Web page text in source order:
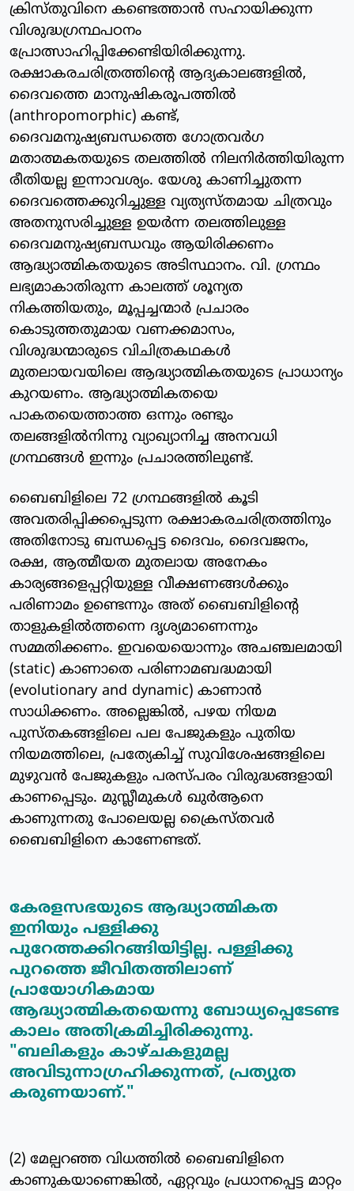
ക്രിസ്തുവിനെ കണ്ടെത്താന്‍ സഹായിക്കുന്ന
വിശുദ്ധഗ്രന്ഥപഠനം
പ്രോത്സാഹിപ്പിക്കേണ്ടിയിരിക്കുന്നു.
രക്ഷാകരചരിത്രത്തിന്റെ ആദ്യകാലങ്ങളില്‍,
ദൈവത്തെ മാനുഷികരൂപത്തില്‍
(anthropomorphic) കണ്ട്,
ദൈവമനുഷ്യബന്ധത്തെ ഗോത്രവര്‍ഗ
മതാത്മകതയുടെ തലത്തില്‍ നിലനിര്‍ത്തിയിരുന്ന
രീതിയല്ല ഇന്നാവശ്യം. യേശു കാണിച്ചുതന്ന
ദൈവത്തെക്കുറിച്ചുള്ള വ്യത്യസ്തമായ ചിത്രവും
അതനുസരിച്ചുള്ള ഉയര്‍ന്ന തലത്തിലുള്ള
ദൈവമനുഷ്യബന്ധവും ആയിരിക്കണം
ആദ്ധ്യാത്മികതയുടെ അടിസ്ഥാനം. വി. ഗ്രന്ഥം
ലഭ്യമാകാതിരുന്ന കാലത്ത് ശൂന്യത
നികത്തിയതും, മൂപ്പച്ചന്മാര്‍ പ്രചാരം
കൊടുത്തതുമായ വണക്കമാസം,
വിശുദ്ധന്മാരുടെ വിചിത്രകഥകള്‍
മുതലായവയിലെ ആദ്ധ്യാത്മികതയുടെ പ്രാധാന്യം
കുറയണം. ആദ്ധ്യാത്മികതയെ
പാകതയെത്താത്ത ഒന്നും രണ്ടും
തലങ്ങളില്‍നിന്നു വ്യാഖ്യാനിച്ച അനവധി
ഗ്രന്ഥങ്ങള്‍ ഇന്നും പ്രചാരത്തിലുണ്ട്.
ബൈബിളിലെ 72 ഗ്രന്ഥങ്ങളില്‍ കൂടി
അവതരിപ്പിക്കപ്പെടുന്ന രക്ഷാകരചരിത്രത്തിനും
അതിനോടു ബന്ധപ്പെട്ട ദൈവം, ദൈവജനം,
രക്ഷ, ആത്മീയത മുതലായ അനേകം
കാര്യങ്ങളെപ്പറ്റിയുള്ള വീക്ഷണങ്ങള്‍ക്കും
പരിണാമം ഉണ്ടെന്നും അത് ബൈബിളിന്റെ
താളുകളില്‍ത്തന്നെ ദൃശ്യമാണെന്നും
സമ്മതിക്കണം. ഇവയെയൊന്നും അചഞ്ചലമായി
(static) കാണാതെ പരിണാമബദ്ധമായി
(evolutionary and dynamic) കാണാന്‍
സാധിക്കണം. അല്ലെങ്കില്‍, പഴയ നിയമ
പുസ്തകങ്ങളിലെ പല പേജുകളും പുതിയ
നിയമത്തിലെ, പ്രത്യേകിച്ച് സുവിശേഷങ്ങളിലെ
മുഴുവന്‍ പേജുകളും പരസ്പരം വിരുദ്ധങ്ങളായി
കാണപ്പെടും. മുസ്ലീമുകള്‍ ഖുര്‍ആനെ
കാണുന്നതു പോലെയല്ല ക്രൈസ്തവര്‍
ബൈബിളിനെ കാണേണ്ടത്.
കേരളസഭയുടെ ആദ്ധ്യാത്മികത
ഇനിയും പള്ളിക്കു
പുറേത്തക്കിറങ്ങിയിട്ടില്ല. പള്ളിക്കു
പുറത്തെ ജീവിതത്തിലാണ്
പ്രായോഗികമായ
ആദ്ധ്യാത്മികതയെന്നു ബോധ്യപ്പെടേണ്ട
കാലം അതിക്രമിച്ചിരിക്കുന്നു.
"ബലികളും കാഴ്ചകളുമല്ല
അവിടുന്നാഗ്രഹിക്കുന്നത്, പ്രത്യുത
കരുണയാണ്."
(2) മേല്പറഞ്ഞ വിധത്തില്‍ ബൈബിളിനെ
കാണുകയാണെങ്കില്‍, ഏറ്റവും പ്രധാനപ്പെട്ട മാറ്റം